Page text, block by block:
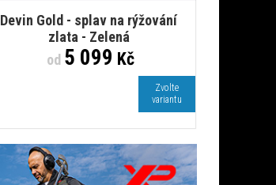
Devin Gold - splav na rýžování
zlata - Zelená
od5 099 Kč
Zvolte
variantu